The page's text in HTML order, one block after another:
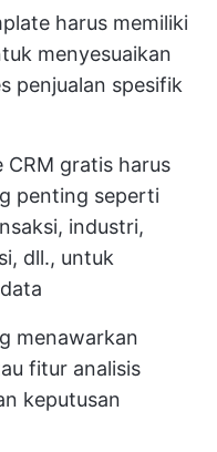
harus memiliki
menyesuaikan
penjualan spesifik
CRM gratis harus
penting seperti
industri,
dll., untuk
menawarkan
fitur analisis
keputusan